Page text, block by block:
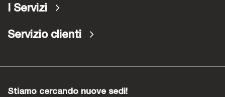
I Servizi
Servizio clienti
Stiamo cercando nuove sedi!